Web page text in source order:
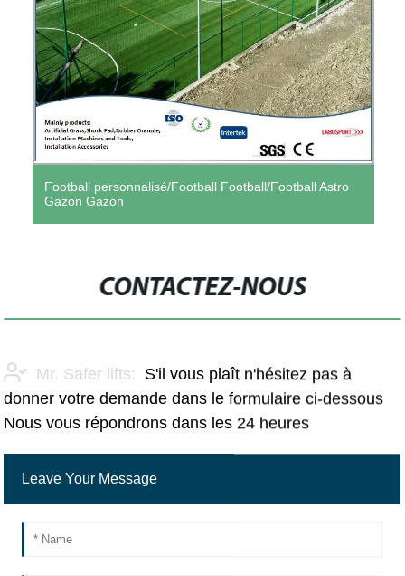
Football personnalisé/Football Football/Football Astro
Gazon Gazon
CONTACTEZ-NOUS
Mr. Safer lifts:
S'il vous plaît n'hésitez pas à
donner votre demande dans le formulaire ci-dessous
Nous vous répondrons dans les 24 heures